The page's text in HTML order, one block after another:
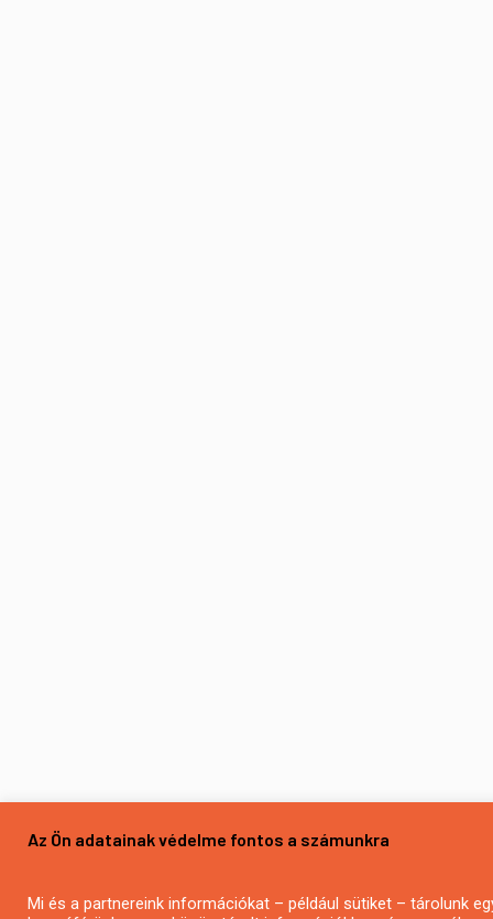
Az Ön adatainak védelme fontos a számunkra
Mi és a partnereink információkat – például sütiket – tárolunk